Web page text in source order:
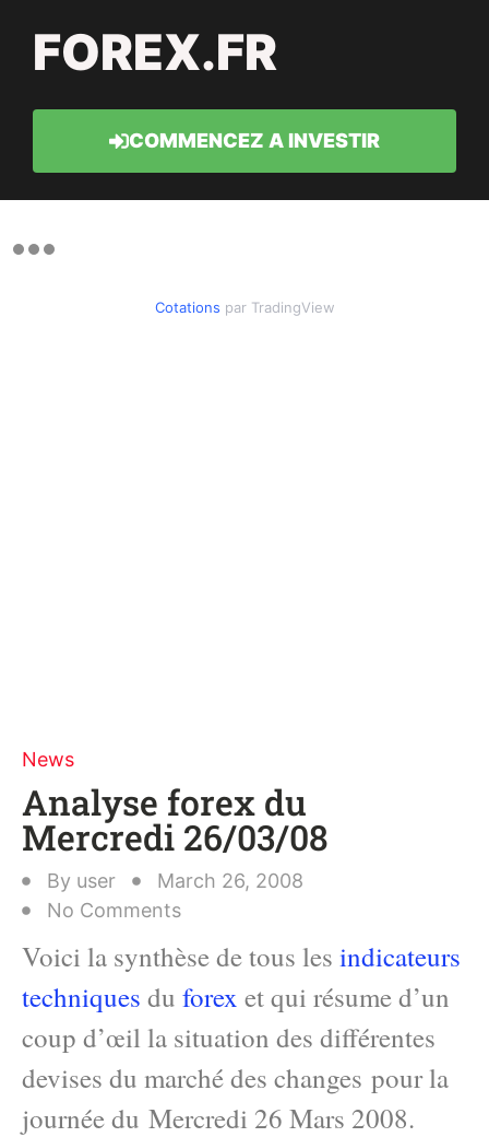
FOREX.FR
COMMENCEZ A INVESTIR
Cotations par TradingView
News
Analyse forex du
Mercredi 26/03/08
By user
March 26, 2008
No Comments
Voici la synthèse de tous les indicateurs
techniques du forex et qui résume d’un
coup d’œil la situation des différentes
devises du marché des changes pour la
journée du Mercredi 26 Mars 2008.